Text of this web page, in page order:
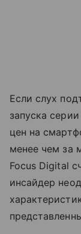
Если слух
запуска
цен на
менее чем за
Focus Digital
инсайдер